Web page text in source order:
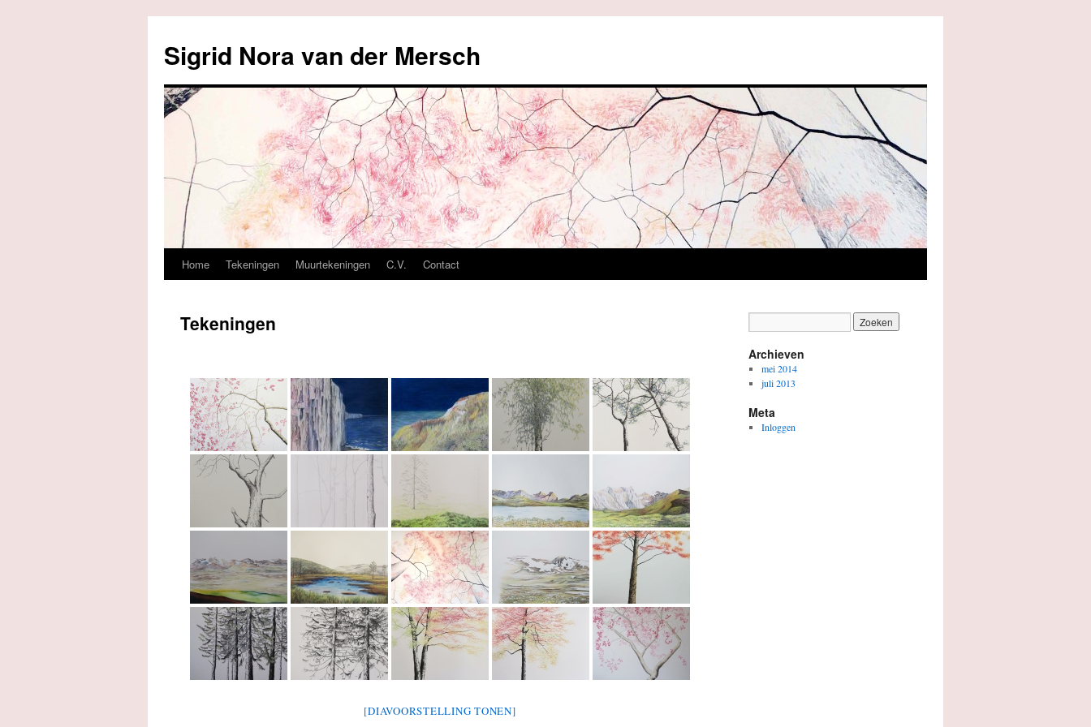
Sigrid Nora van der Mersch
Home Tekeningen Muurtekeningen C.V. Contact
Tekeningen
[DIAVOORSTELLING TONEN]
Archieven
mei 2014
juli 2013
Meta
Inloggen